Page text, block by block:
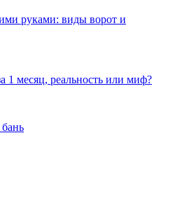
руками: виды ворот и
1 месяц, реальность или миф?